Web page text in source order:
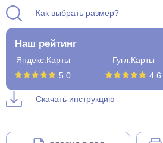
Как выбрать размер?
Наш рейтинг
Яндекс.Карты
5.0
Гугл.Карты
4.6
Скачать инструкцию